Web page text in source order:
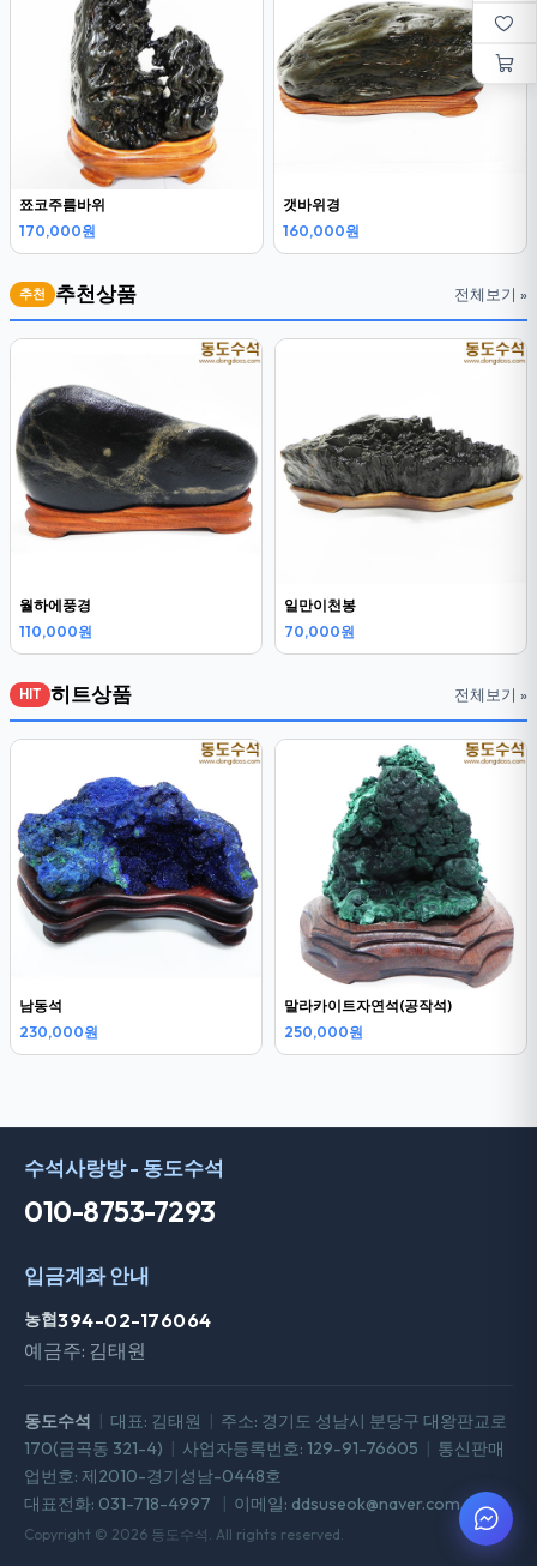
쬬코주름바위
170,000원
갯바위경
160,000원
추천 추천상품 전체보기 »
월하에풍경
110,000원
일만이천봉
70,000원
HIT 히트상품 전체보기 »
남동석
230,000원
말라카이트자연석(공작석)
250,000원
수석사랑방 - 동도수석
010-8753-7293
입금계좌 안내
농협394-02-176064
예금주: 김태원
동도수석 | 대표: 김태원 | 주소: 경기도 성남시 분당구 대왕판교로
170(금곡동 321-4) | 사업자등록번호: 129-91-76605 | 통신판매
업번호: 제2010-경기성남-0448호
대표전화: 031-718-4997
| 이메일: ddsuseok@naver.com
Copyright © 2026 동도수석. All rights reserved.